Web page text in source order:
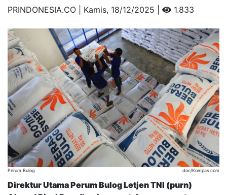
PRINDONESIA.CO | Kamis, 18/12/2025 | 1.833
Perum Bulog doc/Kompas.com
Direktur Utama Perum Bulog Letjen TNI (purn)